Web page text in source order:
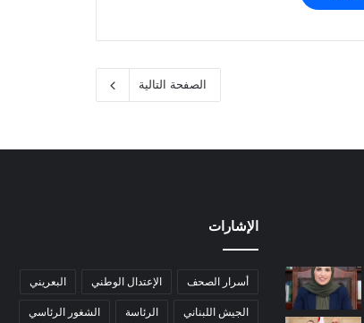
الصفحة التالية
الإشارات
أسرار الصحف الإعتدال الوطني البعريني
الجيش اللبناني الرئاسة الشغور الرئاسي